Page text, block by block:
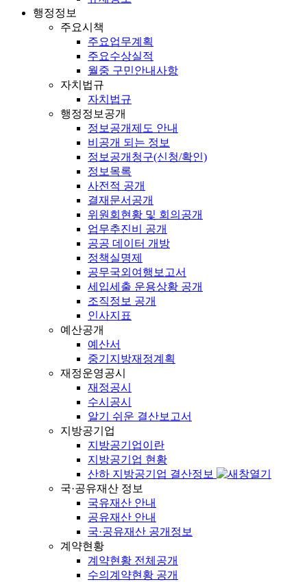
행정정보
주요시책
주요업무계획
주요수상실적
월중 구민안내사항
자치법규
자치법규
행정정보공개
정보공개제도 안내
비공개 되는 정보
정보공개청구(신청/확인)
정보목록
사전적 공개
결재문서공개
위원회현황 및 회의공개
업무추진비 공개
공공 데이터 개방
정책실명제
공무국외여행보고서
세입세출 운용상황 공개
조직정보 공개
인사지표
예산공개
예산서
중기지방재정계획
재정운영공시
재정공시
수시공시
알기 쉬운 결산보고서
지방공기업
지방공기업이란
지방공기업 현황
산하 지방공기업 결산정보
국·공유재산 정보
국유재산 안내
공유재산 안내
국·공유재산 공개정보
계약현황
계약현황 전체공개
수의계약현황 공개